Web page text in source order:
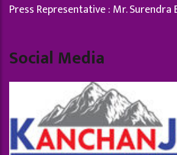
Press Representative : Mr. Surendra
Social Media